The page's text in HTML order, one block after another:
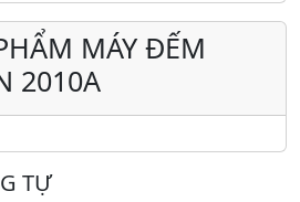
MÁY ĐẾM
2010A
TỰ